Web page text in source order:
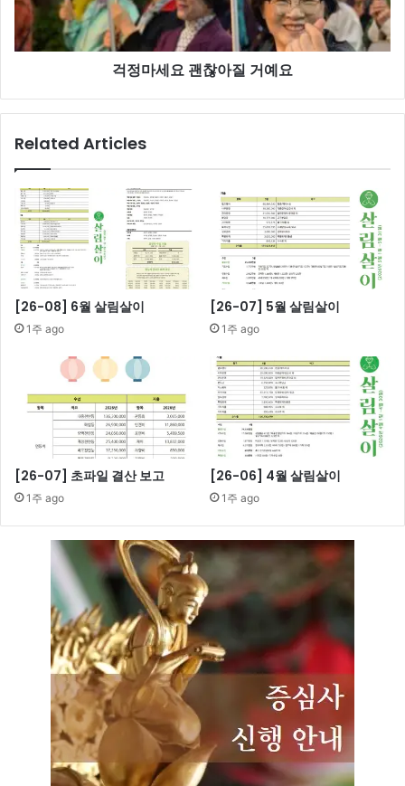
찮
아
질
걱정마세요 괜찮아질 거예요
Related Articles
[26-08] 6월 살림살이
1주 ago
[26-07] 5월 살림살이
1주 ago
[26-07] 초파일 결산 보고
1주 ago
[26-06] 4월 살림살이
1주 ago